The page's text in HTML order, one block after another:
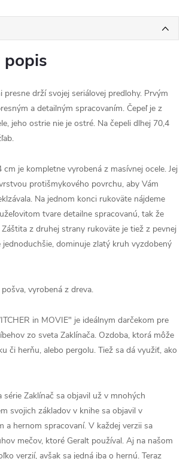
popis
presne drží svojej seriálovej predlohy. Prvým
a detailným spracovaním. Čepeľ je z
jeho ostrie nie je ostré. Na čepeli dlhej 70,4
je kompletne vyrobená z masívnej ocele. Jej
protišmykového povrchu, aby Vám
Na jednom konci rukoväte nájdeme
tvare detailne spracovanú, tak že
z druhej strany rukoväte je tiež z pevnej
jednoduchšie, dominuje zlatý kruh vyzdobený
vyrobená z dreva.
in MOVIE" je ideálnym darčekom pre
zo sveta Zaklínača. Ozdoba, ktorá môže
či herňu, alebo pergolu. Tiež sa dá využiť, ako
série Zaklínač sa objavil už v mnohých
svojich základov v knihe sa objavil v
a hernom spracovaní. V každej verzii sa
mečov, ktoré Geralt používal. Aj na našom
verzií, avšak sa jedná iba o hernú. Teraz